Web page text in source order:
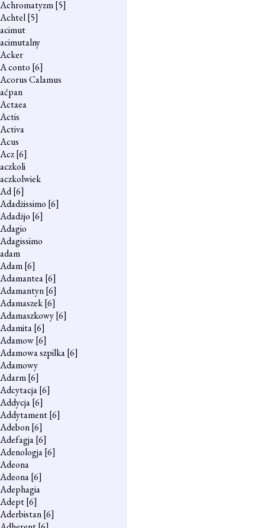
Achromatyzm[5]
Achtel[5]
acimut
acimutalny
Acker
A conto [6]
Acorus Calamus
aćpan
Actaea
Actis
Activa
Acus
Acz[6]
aczkoli
aczkolwiek
Ad[6]
Adadżissimo [6]
Adadżjo [6]
Adagio
Adagissimo
adam
Adam[6]
Adamantea[6]
Adamantyn[6]
Adamaszek[6]
Adamaszkowy[6]
Adamita[6]
Adamow[6]
Adamowa szpilka[6]
Adamowy
Adarm[6]
Adcytacja[6]
Addycja[6]
Addytament[6]
Adebon[6]
Adefagja[6]
Adenologja[6]
Adeona
Adeona[6]
Adephagia
Adept[6]
Aderbistan[6]